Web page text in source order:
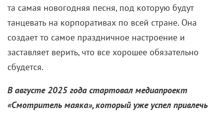
та самая новогодняя песня, под которую будут
танцевать на корпоративах по всей стране. Она
создает то самое праздничное настроение и
заставляет верить, что все хорошее обязательно
сбудется.
В августе 2025 года стартовал медиапроект
«Смотритель маяка», который уже успел привлечь